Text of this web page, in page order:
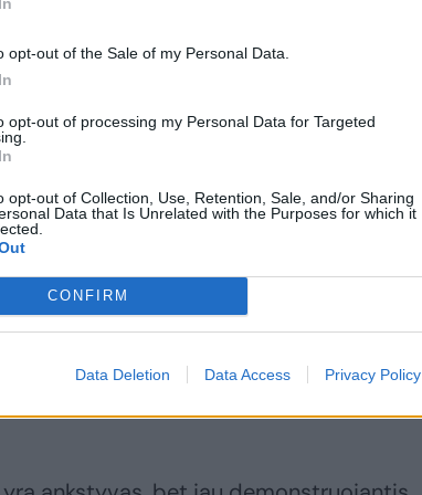
opt-out of the Sale of my Personal Data.
opt-out of processing my Personal Data for Targeted
opt-out of Collection, Use, Retention, Sale, and/or Sharing
Data that Is Unrelated with the Purposes for which it
CONFIRM
Data Deletion Data Access Privacy Policy
ir skaidri – Kajetono Sklėriaus
Aukcione nemaža ir Kazio
A. Petrašiūnaitės paveikslas, šį kartą
A.Gudaičio drobės „Veidas ir
A. Savicko ekspresija pulsuojančius
darbų mini-retrospektyva leidžia
esančio, talentingo lietuvių